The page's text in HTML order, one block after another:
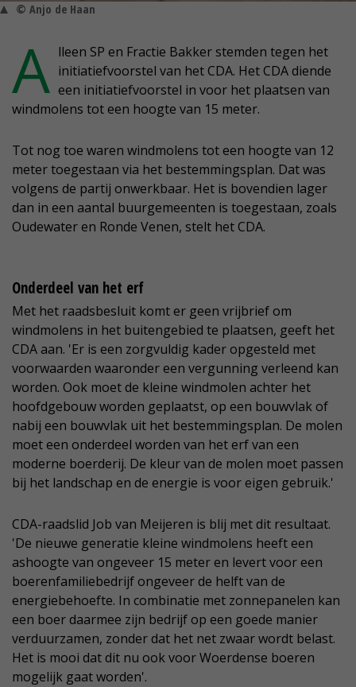
© Anjo de Haan
A lleen SP en Fractie Bakker stemden tegen het
initiatiefvoorstel van het CDA. Het CDA diende
een initiatiefvoorstel in voor het plaatsen van
windmolens tot een hoogte van 15 meter.
Tot nog toe waren windmolens tot een hoogte van 12
meter toegestaan via het bestemmingsplan. Dat was
volgens de partij onwerkbaar. Het is bovendien lager
dan in een aantal buurgemeenten is toegestaan, zoals
Oudewater en Ronde Venen, stelt het CDA.
Onderdeel van het erf
Met het raadsbesluit komt er geen vrijbrief om
windmolens in het buitengebied te plaatsen, geeft het
CDA aan. 'Er is een zorgvuldig kader opgesteld met
voorwaarden waaronder een vergunning verleend kan
worden. Ook moet de kleine windmolen achter het
hoofdgebouw worden geplaatst, op een bouwvlak of
nabij een bouwvlak uit het bestemmingsplan. De molen
moet een onderdeel worden van het erf van een
moderne boerderij. De kleur van de molen moet passen
bij het landschap en de energie is voor eigen gebruik.'
CDA-raadslid Job van Meijeren is blij met dit resultaat.
'De nieuwe generatie kleine windmolens heeft een
ashoogte van ongeveer 15 meter en levert voor een
boerenfamiliebedrijf ongeveer de helft van de
energiebehoefte. In combinatie met zonnepanelen kan
een boer daarmee zijn bedrijf op een goede manier
verduurzamen, zonder dat het net zwaar wordt belast.
Het is mooi dat dit nu ook voor Woerdense boeren
mogelijk gaat worden'.